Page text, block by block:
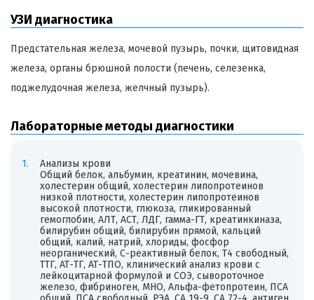
УЗИ диагностика
Предстательная железа, мочевой пузырь, почки, щитовидная
железа, органы брюшной полости (печень, селезенка,
поджелудочная железа, желчный пузырь).
Лабораторные методы диагностики
Анализы крови
Общий белок, альбумин, креатинин, мочевина,
холестерин общий, холестерин липопротеинов
низкой плотности, холестерин липопротеинов
высокой плотности, глюкоза, гликированный
гемоглобин, АЛТ, АСТ, ЛДГ, гамма-ГТ, креатинкиназа,
билирубин общий, билирубин прямой, кальций
общий, калий, натрий, хлориды, фосфор
неорганический, С-реактивный белок, Т4 свободный,
ТТГ, АТ-ТГ, АТ-ТПО, клинический анализ крови с
лейкоцитарной формулой и СОЭ, сывороточное
железо, фибриноген, МНО, Альфа-фетопротеин, ПСА